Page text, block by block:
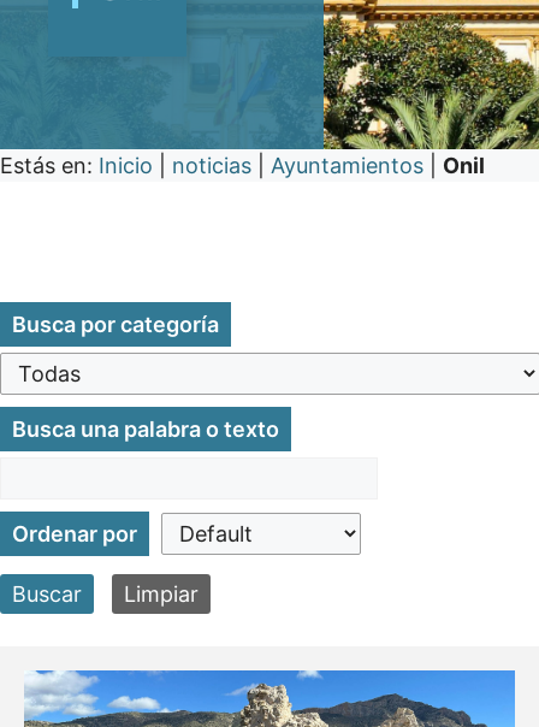
Estás en: Inicio noticias Ayuntamientos Onil
Busca por categoría
Busca una palabra o texto
Ordenar por
Buscar Limpiar